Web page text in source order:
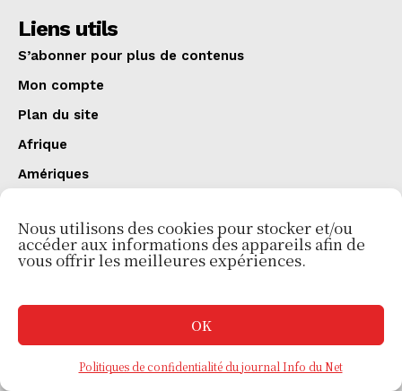
Nous utilisons des cookies pour stocker et/ou
accéder aux informations des appareils afin de
vous offrir les meilleures expériences.
OK
Politiques de confidentialité du journal Info du Net
Liens utils
S’abonner pour plus de contenus
Mon compte
Plan du site
Afrique
Amériques
Asie
ASSEMBLÉE: DJOGBÉNOU ORGANISE UN PARLEMENT